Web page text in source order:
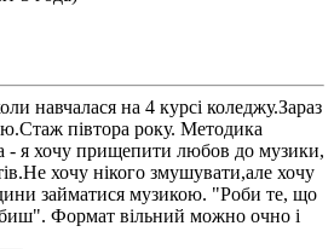
навчалася на 4 курсі коледжу.Зараз
півтора року. Методика
- я хочу прищепити любов до музики,
хочу нікого змушувати,але хочу
займатися музикою. "Роби те, що
Формат вільний можно очно і